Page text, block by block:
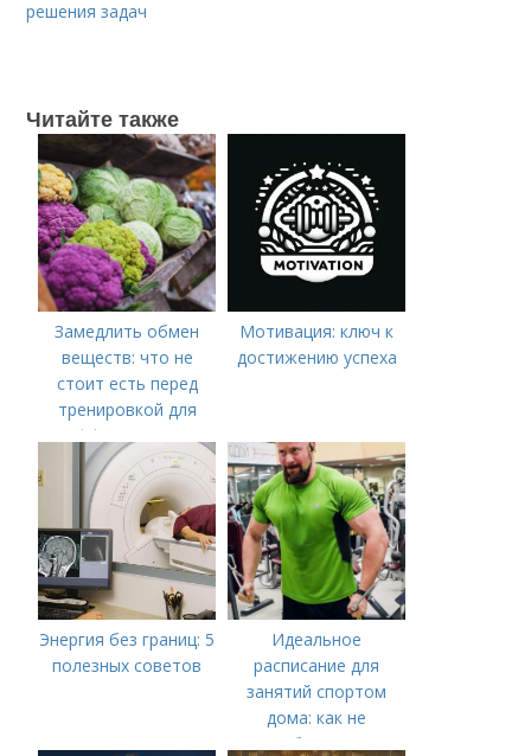
решения задач
Читайте также
Замедлить обмен
веществ: что не
стоит есть перед
тренировкой для
эффективного
сжигания жира
Мотивация: ключ к
достижению успеха
Энергия без границ: 5
полезных советов
Идеальное
расписание для
занятий спортом
дома: как не
забросить